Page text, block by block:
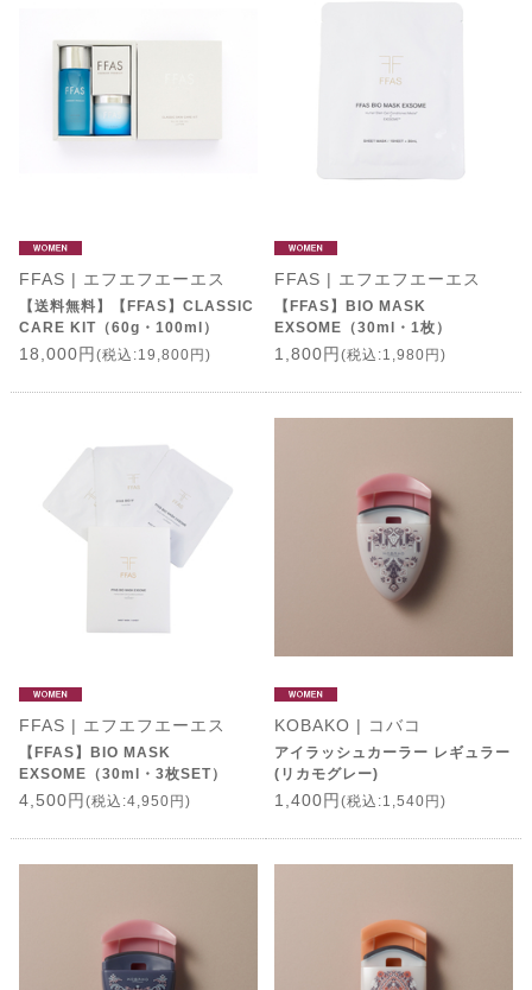
FFAS | エフエフエーエス
【送料無料】【FFAS】CLASSIC
CARE KIT（60g・100ml）
18,000円 (税込:19,800円)
FFAS | エフエフエーエス
【FFAS】BIO MASK
EXSOME（30ml・1枚）
1,800円 (税込:1,980円)
FFAS | エフエフエーエス
【FFAS】BIO MASK
EXSOME（30ml・3枚SET）
4,500円 (税込:4,950円)
KOBAKO | コバコ
アイラッシュカーラー レギュラー
(リカモグレー)
1,400円 (税込:1,540円)